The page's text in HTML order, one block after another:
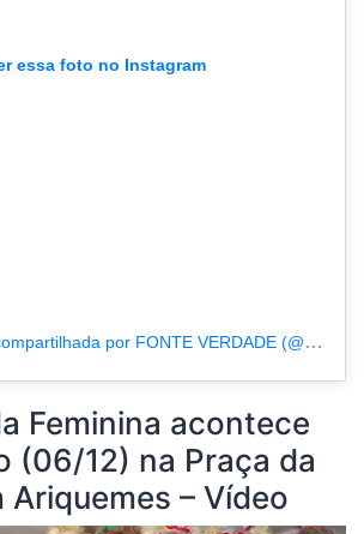
essa foto no Instagram
Uma publicação compartilhada por FONTE VERDADE (@fonteverdade)
Feminina acontece
(06/12) na Praça da
Ariquemes – Vídeo